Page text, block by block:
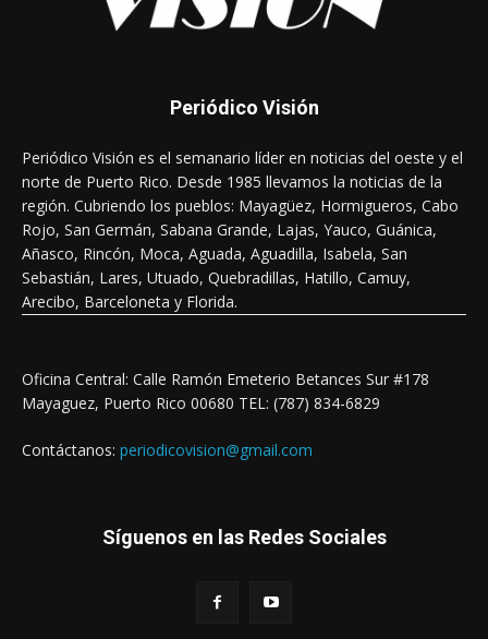
Periódico Visión
Periódico Visión es el semanario líder en noticias del oeste y el
norte de Puerto Rico. Desde 1985 llevamos la noticias de la
región. Cubriendo los pueblos: Mayagüez, Hormigueros, Cabo
Rojo, San Germán, Sabana Grande, Lajas, Yauco, Guánica,
Añasco, Rincón, Moca, Aguada, Aguadilla, Isabela, San
Sebastián, Lares, Utuado, Quebradillas, Hatillo, Camuy,
Arecibo, Barceloneta y Florida.
Oficina Central: Calle Ramón Emeterio Betances Sur #178
Mayaguez, Puerto Rico 00680 TEL: (787) 834-6829
Contáctanos: periodicovision@gmail.com
Síguenos en las Redes Sociales